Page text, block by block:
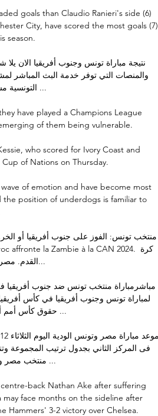
goals than Claudio Ranieri's side (6)
City, have scored the most goals (7)
season.
التونسية
have played a Champions League
of them being vulnerable.
who scored for Ivory Coast and
of Nations on Thursday.
of emotion and have become most
position of underdogs is familiar to
القدم.
منتخب مصر
back Nathan Ake after suffering
face months on the sideline after
Hammers' 3-2 victory over Chelsea.